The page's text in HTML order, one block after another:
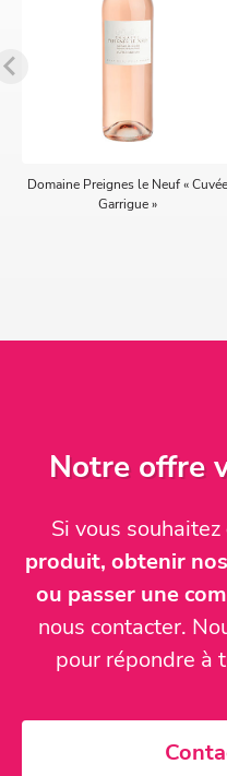
Domaine Preignes le Neuf « Cuvée
Garrigue »
Notre offre
Si vous souhaitez
produit, obtenir
ou passer une
nous contacter.
pour répondre à